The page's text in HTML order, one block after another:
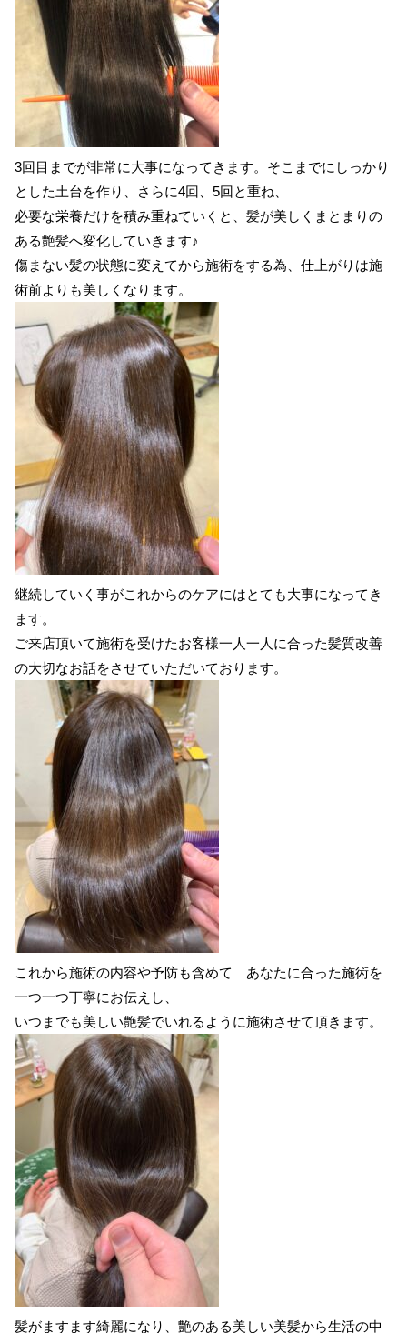
3回目までが非常に大事になってきます。そこまでにしっかり
とした土台を作り、さらに4回、5回と重ね、
必要な栄養だけを積み重ねていくと、髪が美しくまとまりの
ある艶髪へ変化していきます♪
傷まない髪の状態に変えてから施術をする為、仕上がりは施
術前よりも美しくなります。
継続していく事がこれからのケアにはとても大事になってき
ます。
ご来店頂いて施術を受けたお客様一人一人に合った髪質改善
の大切なお話をさせていただいております。
これから施術の内容や予防も含めて あなたに合った施術を
一つ一つ丁寧にお伝えし、
いつまでも美しい艶髪でいれるように施術させて頂きます。
髪がますます綺麗になり、艶のある美しい美髪から生活の中